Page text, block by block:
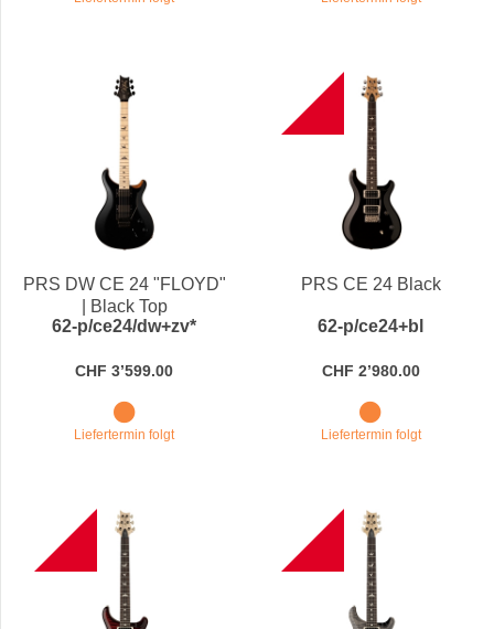
PRS DW CE 24 "FLOYD"
| Black Top
62-p/ce24/dw+zv*
CHF 3’599.00
Liefertermin folgt
PRS CE 24 Black
62-p/ce24+bl
CHF 2’980.00
Liefertermin folgt